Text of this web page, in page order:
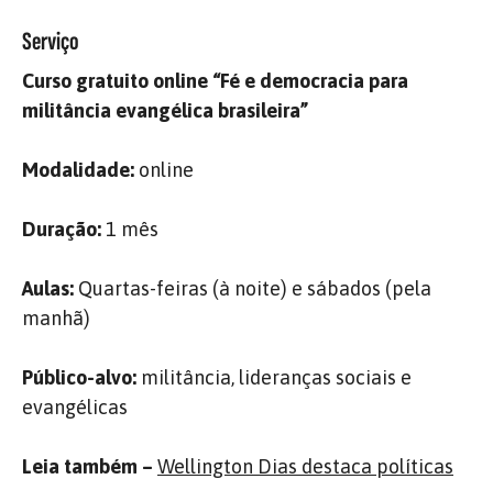
Serviço
Curso gratuito online “Fé e democracia para
militância evangélica brasileira”
Modalidade: online
Duração: 1 mês
Aulas: Quartas-feiras (à noite) e sábados (pela
manhã)
Público-alvo: militância, lideranças sociais e
evangélicas
Leia também – Wellington Dias destaca políticas